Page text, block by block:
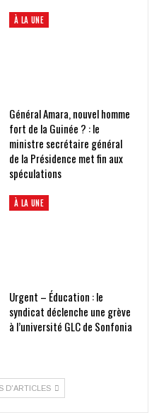
À LA UNE
Général Amara, nouvel homme
fort de la Guinée ? : le
ministre secrétaire général
de la Présidence met fin aux
spéculations
À LA UNE
Urgent – Éducation : le
syndicat déclenche une grève
à l’université GLC de Sonfonia
D'ARTICLES